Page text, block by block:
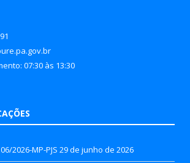
07:30 às 13:30
2026-MP-PJS 29 de junho de 2026